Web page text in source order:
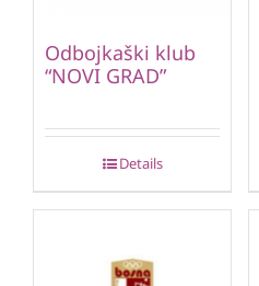
Odbojkaški klub
“NOVI GRAD”
Details